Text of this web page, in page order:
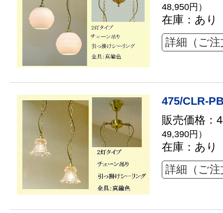
48,950円）
在庫：あり
詳細（ご
475/CLR-
販売価格：
49,390円）
在庫：あり
詳細（ご